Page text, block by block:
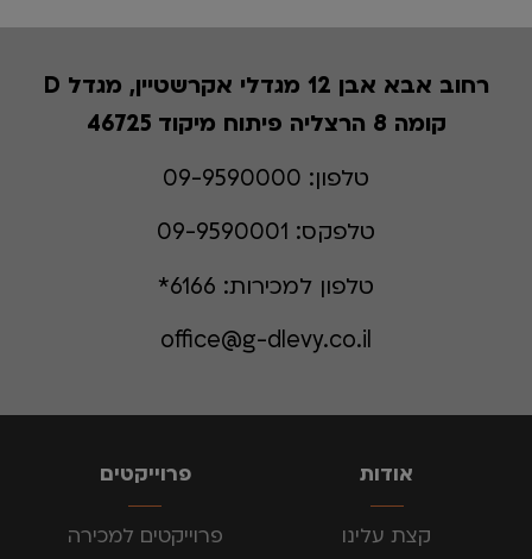
טלפון:
טלפקס:
טלפון למכירות:
office@g-dlevy.co.il
רחוב אבא אבן 12 מגדלי אקרשטיין, מגדל D
קומה 8 הרצליה פיתוח מיקוד 46725
אודות
קצת עלינו
פרוייקטים
פרוייקטים למכירה